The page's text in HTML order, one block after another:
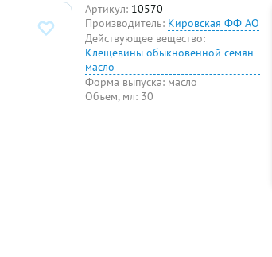
Артикул: 10570
Производитель: Кировская ФФ АО
Действующее вещество:
Клещевины обыкновенной семян
масло
Форма выпуска: масло
Объем, мл: 30